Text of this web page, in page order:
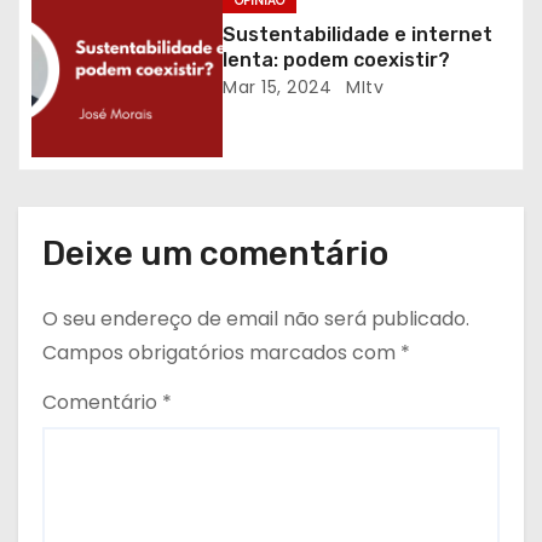
s
Sustentabilidade e internet
lenta: podem coexistir?
Mar 15, 2024 MItv
Deixe um comentário
O seu endereço de email não será publicado.
Campos obrigatórios marcados com *
Comentário *